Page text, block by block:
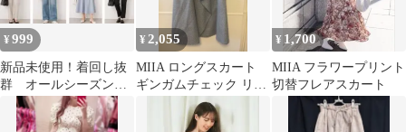
¥999
新品未使用！着回し抜
群 オールシーズン対
応 レディーストップ
¥ 2,055
MIIA ロングスカート
ギンガムチェック リボ
¥ 1,700
MIIA フラワープリント
切替フレアスカート